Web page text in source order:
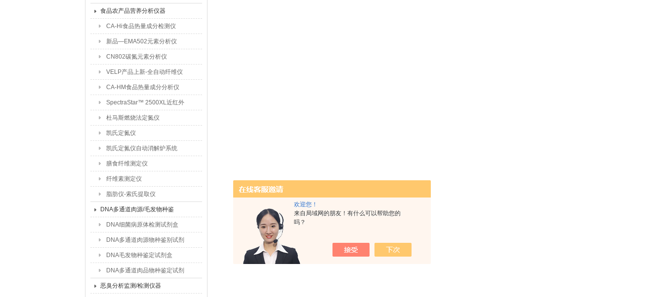
欢迎您！
来自局域网的朋友！有什么可以帮助您的
吗？
食品农产品营养分析仪器
CA-Hi食品热量成分检测仪
新品—EMA502元素分析仪
CN802碳氮元素分析仪
VELP产品上新-全自动纤维仪
CA-HM食品热量成分分析仪
SpectraStar™ 2500XL近红外
成分分析仪
杜马斯燃烧法定氮仪
凯氏定氮仪
凯氏定氮仪自动消解炉系统
膳食纤维测定仪
纤维素测定仪
脂肪仪-索氏提取仪
DNA多通道肉源/毛发物种鉴
别试剂盒
DNA细菌病原体检测试剂盒
DNA多通道肉源物种鉴别试剂
盒
DNA毛发物种鉴定试剂盒
DNA多通道肉品物种鉴定试剂
盒
恶臭分析监测/检测仪器